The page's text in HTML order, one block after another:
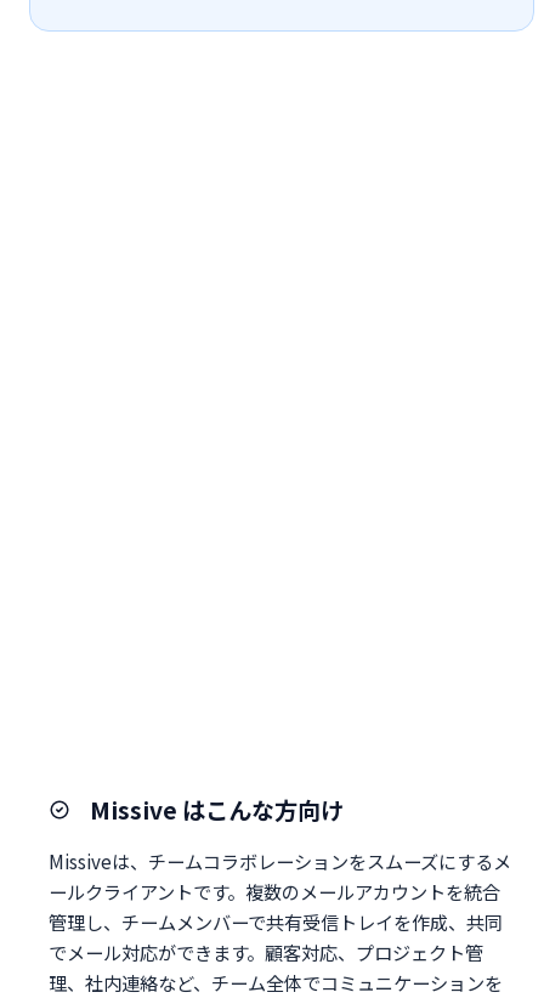
Missive はこんな方向け
Missiveは、チームコラボレーションをスムーズにするメ
ールクライアントです。複数のメールアカウントを統合
管理し、チームメンバーで共有受信トレイを作成、共同
でメール対応ができます。顧客対応、プロジェクト管
理、社内連絡など、チーム全体でコミュニケーションを